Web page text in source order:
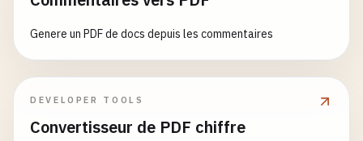
Genere un PDF de docs depuis les commentaires
DEVELOPER TOOLS
Convertisseur de PDF chiffre